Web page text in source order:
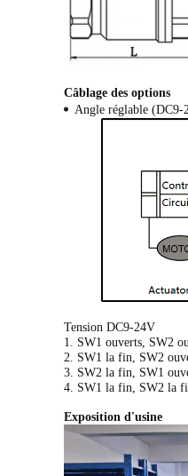
Câblage des options
Angle réglable (DC9-
Tension DC9-24V
1. SW1 ouverts, SW2
2. SW1 la fin, SW2
3. SW2 la fin, SW1
4. SW1 la fin, SW2 la
Exposition d'usine